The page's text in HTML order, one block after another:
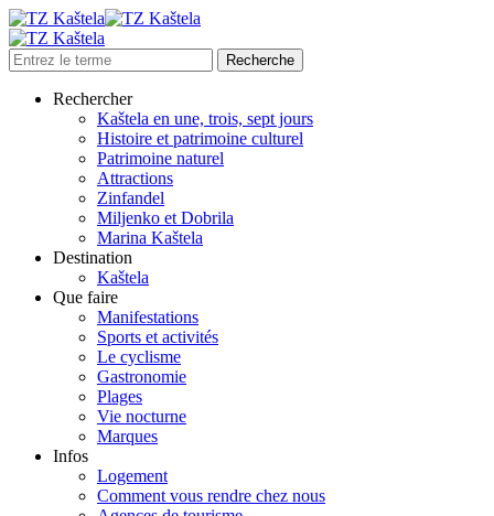
Rechercher
Kaštela en une, trois, sept jours
Histoire et patrimoine culturel
Patrimoine naturel
Attractions
Zinfandel
Miljenko et Dobrila
Marina Kaštela
Destination
Kaštela
Que faire
Manifestations
Sports et activités
Le cyclisme
Gastronomie
Plages
Vie nocturne
Marques
Infos
Logement
Comment vous rendre chez nous